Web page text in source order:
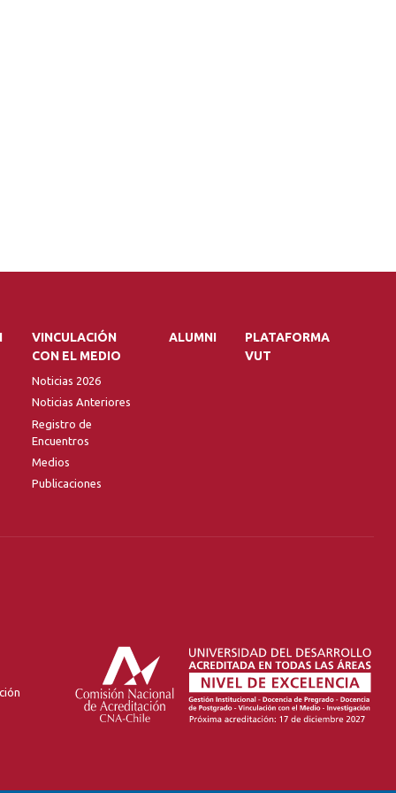
VINCULACIÓN
CON EL MEDIO
Noticias 2026
Noticias Anteriores
Registro de
Encuentros
Medios
Publicaciones
ALUMNI
PLATAFORMA
VUT